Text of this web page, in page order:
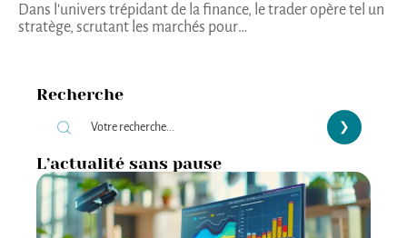
Dans l'univers trépidant de la finance, le trader opère tel un
stratège, scrutant les marchés pour…
Recherche
L’actualité sans pause